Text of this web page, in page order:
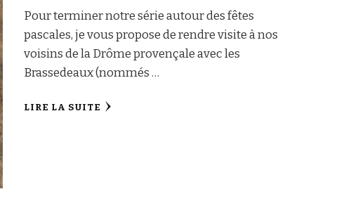
Pour terminer notre série autour des fêtes
pascales, je vous propose de rendre visite à nos
voisins de la Drôme provençale avec les
Brassedeaux (nommés …
LIRE LA SUITE